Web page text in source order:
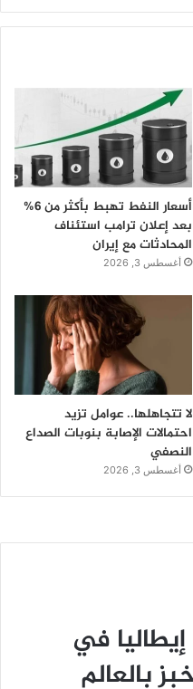
أسعار النفط تهبط بأكثر من 6%
بعد إعلان ترامب استئناف
المحادثات مع إيران
أغسطس 3, 2026
لا تتجاهلها.. عوامل تزيد
احتمالات الإصابة بنوبات الصداع
النصفي
أغسطس 3, 2026